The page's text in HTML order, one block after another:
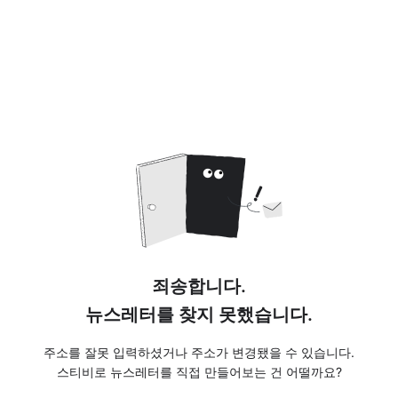
죄송합니다.
뉴스레터를 찾지 못했습니다.
주소를 잘못 입력하셨거나 주소가 변경됐을 수 있습니다.
스티비로 뉴스레터를 직접 만들어보는 건 어떨까요?